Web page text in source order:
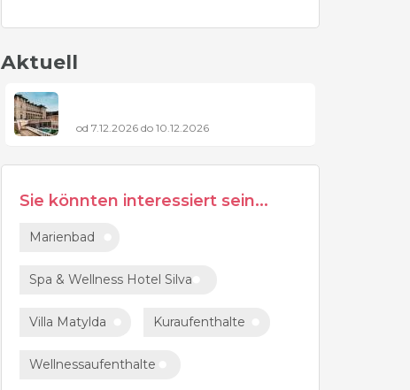
Aktuell
od 7.12.2026 do 10.12.2026
Sie könnten interessiert sein...
Marienbad
Spa & Wellness Hotel Silva
Villa Matylda Kuraufenthalte
Wellnessaufenthalte